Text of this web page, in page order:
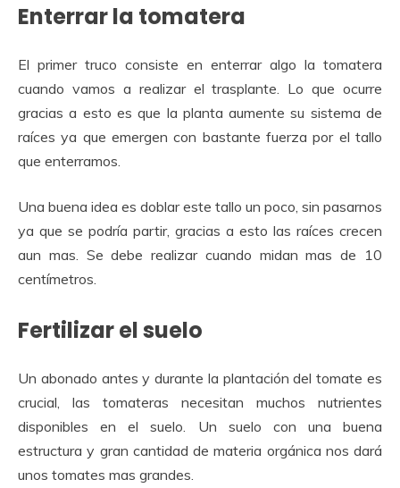
Enterrar la tomatera
El primer truco consiste en enterrar algo la tomatera
cuando vamos a realizar el trasplante. Lo que ocurre
gracias a esto es que la planta aumente su sistema de
raíces ya que emergen con bastante fuerza por el tallo
que enterramos.
Una buena idea es doblar este tallo un poco, sin pasarnos
ya que se podría partir, gracias a esto las raíces crecen
aun mas. Se debe realizar cuando midan mas de 10
centímetros.
Fertilizar el suelo
Un abonado antes y durante la plantación del tomate es
crucial, las tomateras necesitan muchos nutrientes
disponibles en el suelo. Un suelo con una buena
estructura y gran cantidad de materia orgánica nos dará
unos tomates mas grandes.